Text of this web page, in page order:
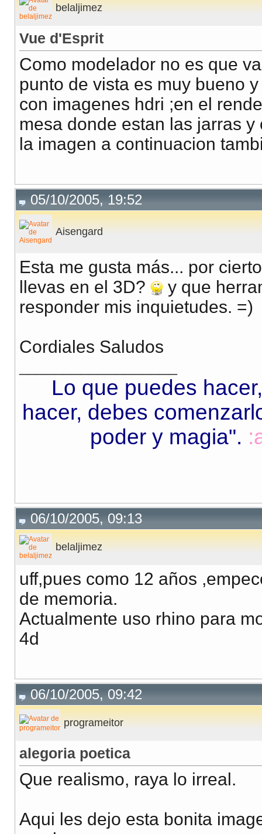
belaljimez
Vue d'Esprit
Como modelador no es que
punto de vista es muy bueno
con imagenes hdri ;en el
mesa donde estan las jarras
la imagen a continuacion
05/10/2005, 19:52
Aisengard
Esta me gusta más... por
llevas en el 3D?
y que
responder mis inquietudes. =)
Cordiales Saludos
Lo que puedes
hacer, debes
poder y magia".
06/10/2005, 09:13
belaljimez
uff,pues como 12 años
de memoria.
Actualmente uso rhino para
4d
06/10/2005, 09:42
programeitor
alegoria poetica
Que realismo, raya lo irreal.
Aqui les dejo esta bonita